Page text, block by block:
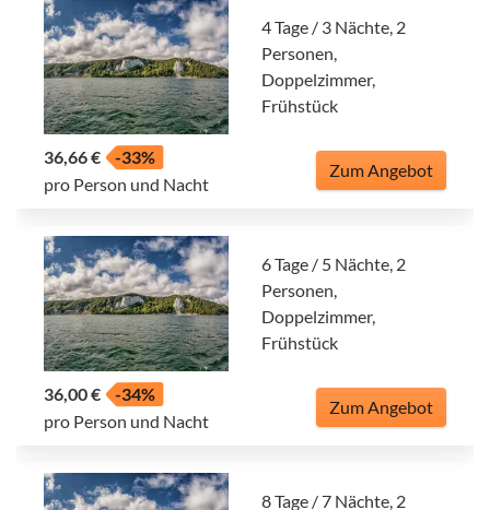
4 Tage / 3 Nächte, 2
Personen,
Doppelzimmer,
Frühstück
36,66 €
-33%
pro Person und Nacht
Zum Angebot
6 Tage / 5 Nächte, 2
Personen,
Doppelzimmer,
Frühstück
36,00 €
-34%
pro Person und Nacht
Zum Angebot
8 Tage / 7 Nächte, 2